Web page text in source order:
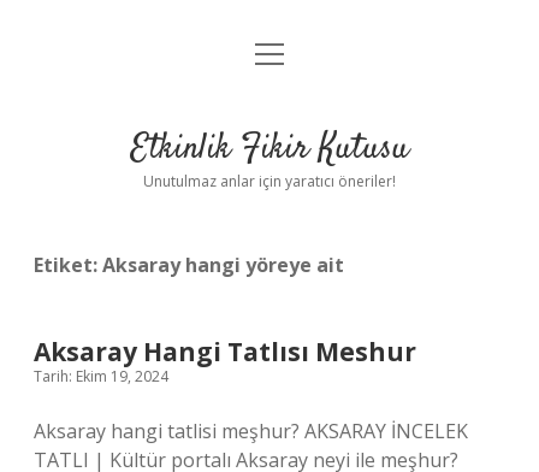
Anasayfa
Yasal Uyarı
menüyü
Etkinlik Fikir Kutusu
Unutulmaz anlar için yaratıcı öneriler!
Etiket:Aksaray hangi yöreye ait
Aksaray Hangi Tatlısı Meshur
Tarih: Ekim 19, 2024
Aksaray hangi tatlisi meşhur? AKSARAY İNCELEK
TATLI | Kültür portalı Aksaray neyi ile meşhur?